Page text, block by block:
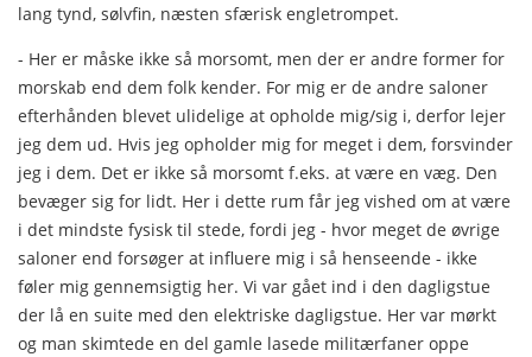
lang tynd, sølvfin, næsten sfærisk engletrompet.
- Her er måske ikke så morsomt, men der er andre former for
morskab end dem folk kender. For mig er de andre salo­ner
efterhånden blevet ulidelige at opholde mig/sig i, derfor lejer
jeg dem ud. Hvis jeg opholder mig for meget i dem, for­svinder
jeg i dem. Det er ikke så morsomt f.eks. at være en væg. Den
bevæger sig for lidt. Her i dette rum får jeg vished om at være
i det mindste fysisk til stede, fordi jeg - hvor me­get de øvrige
saloner end forsøger at influere mig i så hen­seende - ikke
føler mig gennemsigtig her. Vi var gået ind i den dagligstue
der lå en suite med den elektriske dagligstue. Her var mørkt
og man skimtede en del gamle lasede militærfaner oppe